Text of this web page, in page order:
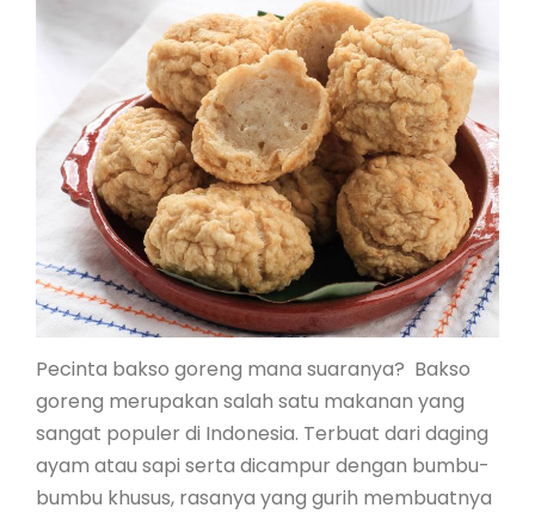
Pecinta bakso goreng mana suaranya? Bakso
goreng merupakan salah satu makanan yang
sangat populer di Indonesia. Terbuat dari daging
ayam atau sapi serta dicampur dengan bumbu-
bumbu khusus, rasanya yang gurih membuatnya